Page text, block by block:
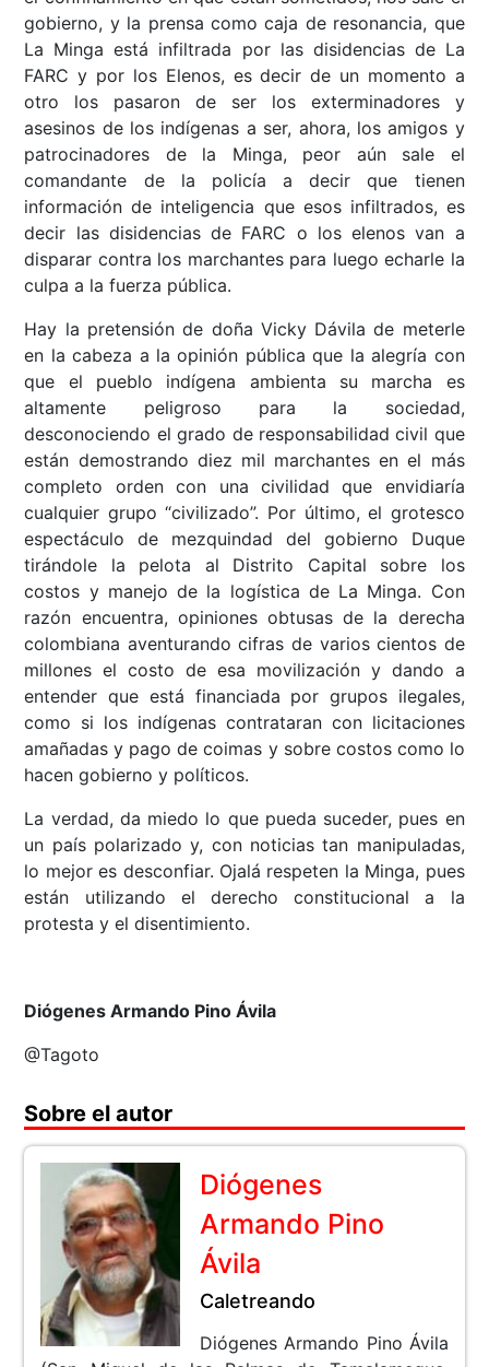
gobierno, y la prensa como caja de resonancia, que
La Minga está infiltrada por las disidencias de La
FARC y por los Elenos, es decir de un momento a
otro los pasaron de ser los exterminadores y
asesinos de los indígenas a ser, ahora, los amigos y
patrocinadores de la Minga, peor aún sale el
comandante de la policía a decir que tienen
información de inteligencia que esos infiltrados, es
decir las disidencias de FARC o los elenos van a
disparar contra los marchantes para luego echarle la
culpa a la fuerza pública.
Hay la pretensión de doña Vicky Dávila de meterle
en la cabeza a la opinión pública que la alegría con
que el pueblo indígena ambienta su marcha es
altamente peligroso para la sociedad,
desconociendo el grado de responsabilidad civil que
están demostrando diez mil marchantes en el más
completo orden con una civilidad que envidiaría
cualquier grupo “civilizado”. Por último, el grotesco
espectáculo de mezquindad del gobierno Duque
tirándole la pelota al Distrito Capital sobre los
costos y manejo de la logística de La Minga. Con
razón encuentra, opiniones obtusas de la derecha
colombiana aventurando cifras de varios cientos de
millones el costo de esa movilización y dando a
entender que está financiada por grupos ilegales,
como si los indígenas contrataran con licitaciones
amañadas y pago de coimas y sobre costos como lo
hacen gobierno y políticos.
La verdad, da miedo lo que pueda suceder, pues en
un país polarizado y, con noticias tan manipuladas,
lo mejor es desconfiar. Ojalá respeten la Minga, pues
están utilizando el derecho constitucional a la
protesta y el disentimiento.
Diógenes Armando Pino Ávila
@Tagoto
Sobre el autor
Diógenes
Armando Pino
Ávila
Caletreando
Diógenes Armando Pino Ávila